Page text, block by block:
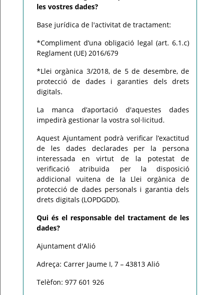
les vostres dades?
Base jurídica de l'activitat de tractament:
*Compliment d’una obligació legal (art. 6.1.c)
Reglament (UE) 2016/679
*Llei orgànica 3/2018, de 5 de desembre, de
protecció de dades i garanties dels drets
digitals.
La manca d’aportació d'aquestes dades
impedirà gestionar la vostra sol·licitud.
Aquest Ajuntament podrà verificar l’exactitud
de les dades declarades per la persona
interessada en virtut de la potestat de
verificació atribuïda per la disposició
addicional vuitena de la Llei orgànica de
protecció de dades personals i garantia dels
drets digitals (LOPDGDD).
Qui és el responsable del tractament de les
dades?
Ajuntament d'Alió
Adreça: Carrer Jaume I, 7 – 43813 Alió
Telèfon: 977 601 926